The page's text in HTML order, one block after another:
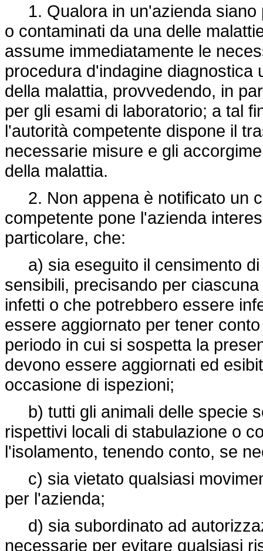
1. Qualora in un'azienda siano
o contaminati da una delle
assume immediatamente le
procedura d'indagine diagnostica
della malattia, provvedendo, in
per gli esami di laboratorio; a tal
l'autorità competente dispone il
necessarie misure e gli
della malattia.
2. Non appena è notificato un
competente pone l'azienda
particolare, che:
a) sia eseguito il censimento di
sensibili, precisando per
infetti o che potrebbero essere
essere aggiornato per tener
periodo in cui si sospetta la
devono essere aggiornati ed
occasione di ispezioni;
b) tutti gli animali delle specie
rispettivi locali di stabulazione o
l'isolamento, tenendo conto, se
c) sia vietato qualsiasi
per l'azienda;
d) sia subordinato ad
necessarie per evitare qualsiasi